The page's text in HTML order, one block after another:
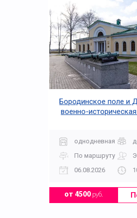
Бородинское поле и
военно-
однодневная
По маршруту
06.08.2026
от 4500руб.